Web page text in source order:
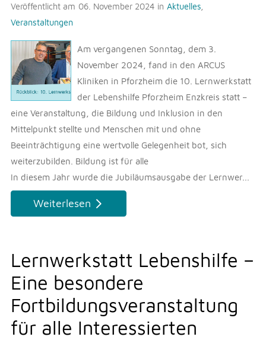
Veröffentlicht am 06. November 2024 in Aktuelles
Veranstaltungen
Am vergangenen Sonntag, dem 3.
November 2024, fand in den ARCUS
Kliniken in Pforzheim die 10. Lernwerkstatt
der Lebenshilfe Pforzheim Enzkreis statt –
eine Veranstaltung, die Bildung und Inklusion in den
Mittelpunkt stellte und Menschen mit und ohne
Beeinträchtigung eine wertvolle Gelegenheit bot, sich
weiterzubilden. Bildung ist für alle
In diesem Jahr wurde die Jubiläumsausgabe der Lernwer...
Weiterlesen
Lernwerkstatt Lebenshilfe –
Eine besondere
Fortbildungsveranstaltung
für alle Interessierten